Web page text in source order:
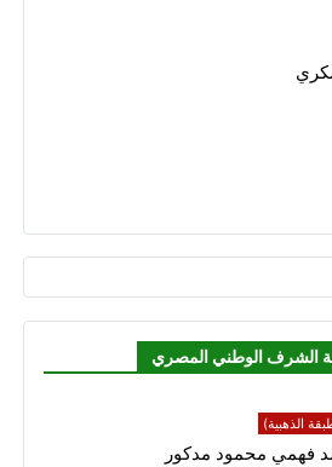
الشرف الوطني المصري
الذهبية)
فهمي محمود مدكور